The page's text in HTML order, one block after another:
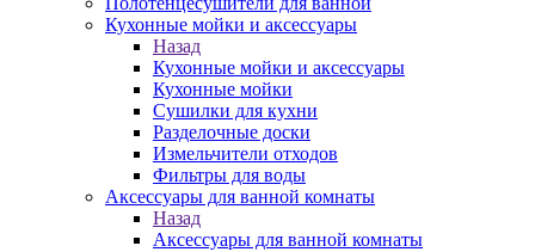
Кухонные мойки и аксессуары
Назад
Кухонные мойки и аксессуары
Кухонные мойки
Сушилки для кухни
Разделочные доски
Измельчители отходов
Фильтры для воды
Аксессуары для ванной комнаты
Назад
Аксессуары для ванной комнаты